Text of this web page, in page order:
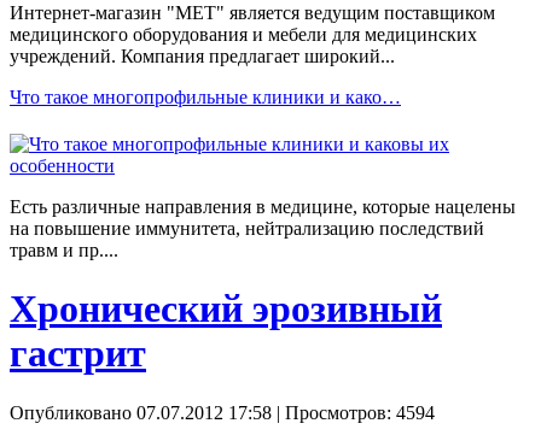
Интернет-магазин "МЕТ" является ведущим поставщиком
медицинского оборудования и мебели для медицинских
учреждений. Компания предлагает широкий...
Что такое многопрофильные клиники и како…
Есть различные направления в медицине, которые нацелены
на повышение иммунитета, нейтрализацию последствий
травм и пр....
Хронический эрозивный
гастрит
Опубликовано 07.07.2012 17:58 | Просмотров: 4594